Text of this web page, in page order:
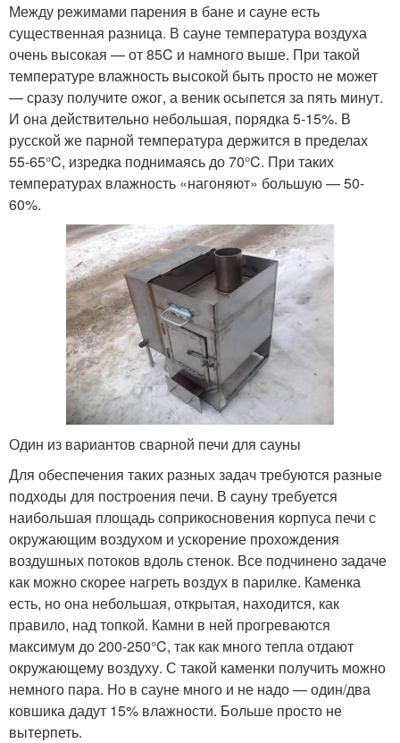
Между режимами парения в бане и сауне есть
существенная разница. В сауне температура воздуха
очень высокая — от 85C и намного выше. При такой
температуре влажность высокой быть просто не может
— сразу получите ожог, а веник осыпется за пять минут.
И она действительно небольшая, порядка 5-15%. В
русской же парной температура держится в пределах
55-65°C, изредка поднимаясь до 70°C. При таких
температурах влажность «нагоняют» большую — 50-
60%.
Один из вариантов сварной печи для сауны
Для обеспечения таких разных задач требуются разные
подходы для построения печи. В сауну требуется
наибольшая площадь соприкосновения корпуса печи с
окружающим воздухом и ускорение прохождения
воздушных потоков вдоль стенок. Все подчинено задаче
как можно скорее нагреть воздух в парилке. Каменка
есть, но она небольшая, открытая, находится, как
правило, над топкой. Камни в ней прогреваются
максимум до 200-250°C, так как много тепла отдают
окружающему воздуху. С такой каменки получить можно
немного пара. Но в сауне много и не надо — один/два
ковшика дадут 15% влажности. Больше просто не
вытерпеть.